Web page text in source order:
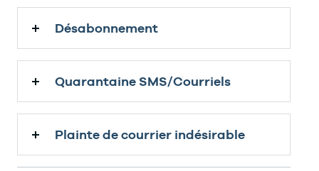
Désabonnement
Quarantaine SMS/Courriels
Plainte de courrier indésirable